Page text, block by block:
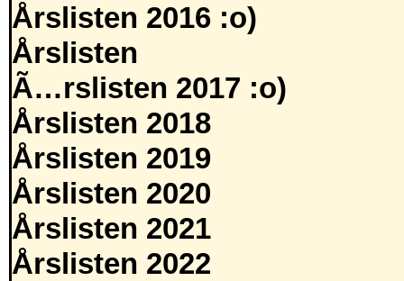
Årslisten 2016 :o)
Årslisten
Ã…rslisten 2017 :o)
Årslisten 2018
Årslisten 2019
Årslisten 2020
Årslisten 2021
Årslisten 2022